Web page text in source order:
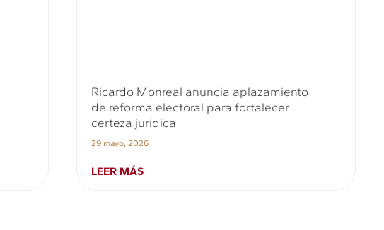
Ricardo Monreal anuncia aplazamiento
de reforma electoral para fortalecer
certeza jurídica
29 mayo, 2026
LEER MÁS